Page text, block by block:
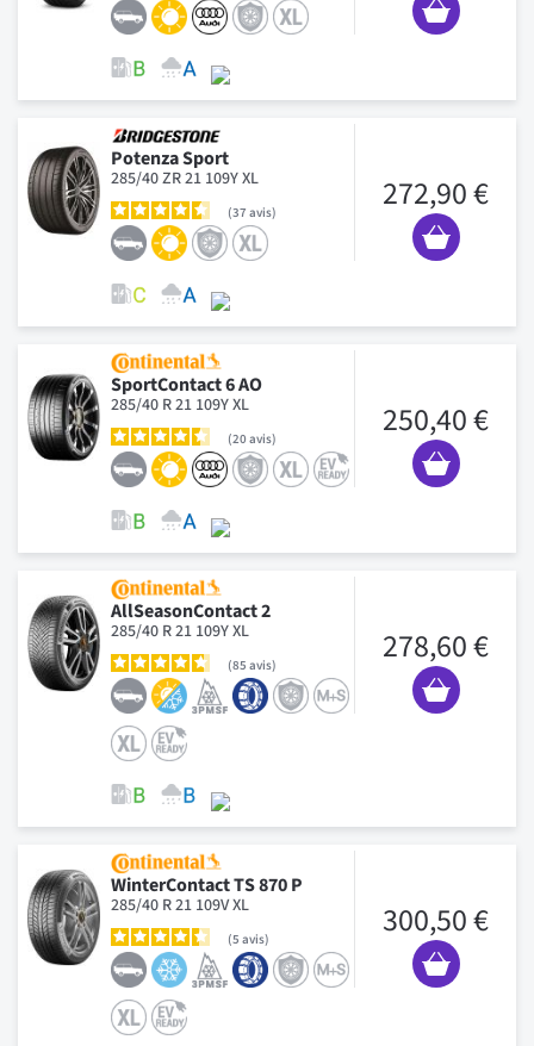
Potenza Sport
285/40 ZR 21 109Y XL
37 avis 272,90 €
SportContact 6 AO
285/40 R 21 109Y XL
20avis 250,40 €
AllSeasonContact 2
285/40 R 21 109Y XL
85 avis 278,60 €
WinterContact TS 870 P
285/40 R 21 109V XL
5 avis 300,50 €